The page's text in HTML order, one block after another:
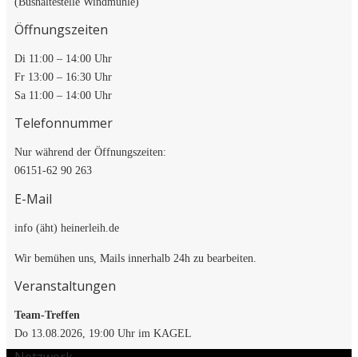
Öffnungszeiten
Di 11:00 – 14:00 Uhr
Fr 13:00 – 16:30 Uhr
Sa 11:00 – 14:00 Uhr
Telefonnummer
Nur während der Öffnungszeiten:
06151-62 90 263
E-Mail
info (äht) heinerleih.de
Wir bemühen uns, Mails innerhalb 24h zu bearbeiten.
Veranstaltungen
Team-Treffen
Do 13.08.2026, 19:00 Uhr im KAGEL